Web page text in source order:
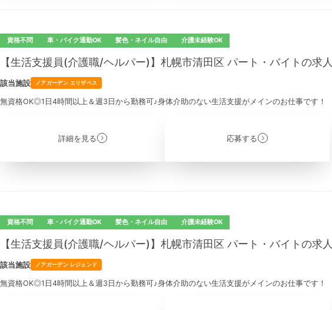
資格不問 車・バイク通勤OK 髪色・ネイル自由 介護未経験OK
【生活支援員(介護職/ヘルパー)】札幌市清田区 パート・バイトの求人
該当施設 ノアガーデン エリザベス
無資格OK◎1日4時間以上＆週3日から勤務可♪身体介助のない生活支援がメインのお仕事です！
詳細を見る 応募する
資格不問 車・バイク通勤OK 髪色・ネイル自由 介護未経験OK
【生活支援員(介護職/ヘルパー)】札幌市清田区 パート・バイトの求人
該当施設 ノアガーデン レジェンド
無資格OK◎1日4時間以上＆週3日から勤務可♪身体介助のない生活支援がメインのお仕事です！